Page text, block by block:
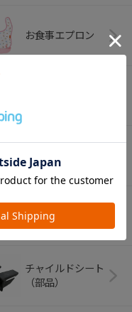
お食事エプロン
ペット用品
チャイルドシート
（部品）